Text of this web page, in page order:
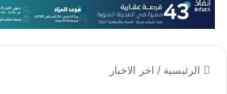
الرئيسية / اخر الاخبار